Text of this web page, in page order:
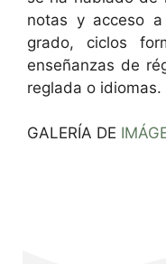
notas y acceso
grado, ciclos
enseñanzas de
reglada o idiomas.
GALERÍA DE